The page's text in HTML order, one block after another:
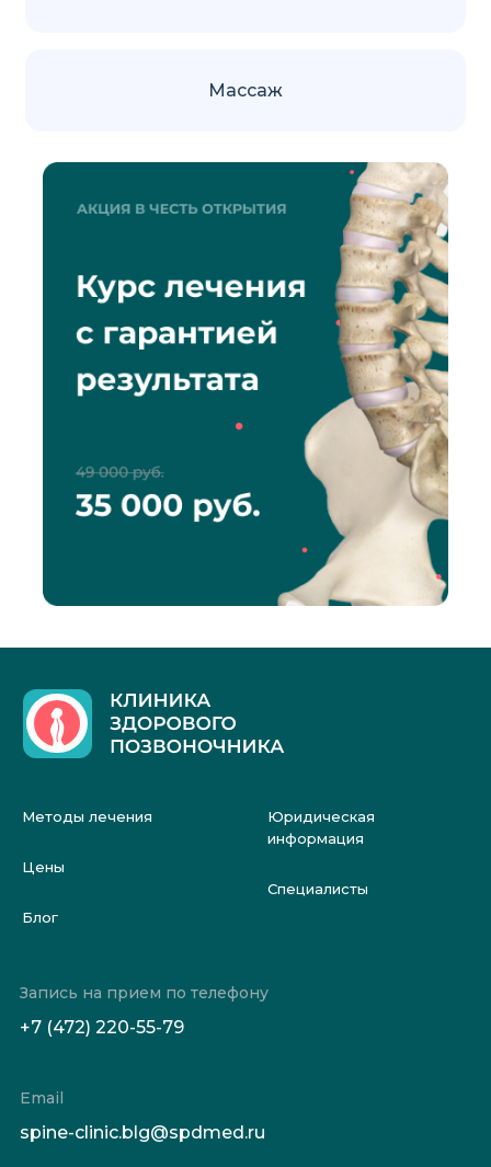
Массаж
Методы лечения
Цены
Блог
Юридическая
информация
Специалисты
Запись на прием по телефону
+7 (472) 220-55-79
Email
spine-clinic.blg@spdmed.ru